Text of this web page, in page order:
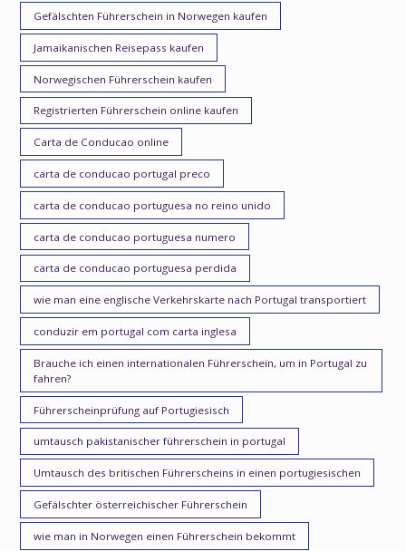
Gefälschten Führerschein in Norwegen kaufen
Jamaikanischen Reisepass kaufen
Norwegischen Führerschein kaufen
Registrierten Führerschein online kaufen
Carta de Conducao online
carta de conducao portugal preco
carta de conducao portuguesa no reino unido
carta de conducao portuguesa numero
carta de conducao portuguesa perdida
wie man eine englische Verkehrskarte nach Portugal transportiert
conduzir em portugal com carta inglesa
Brauche ich einen internationalen Führerschein, um in Portugal zu
fahren?
Führerscheinprüfung auf Portugiesisch
umtausch pakistanischer führerschein in portugal
Umtausch des britischen Führerscheins in einen portugiesischen
Gefälschter österreichischer Führerschein
wie man in Norwegen einen Führerschein bekommt